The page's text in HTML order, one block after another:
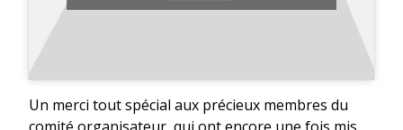
Un merci tout spécial aux précieux membres du